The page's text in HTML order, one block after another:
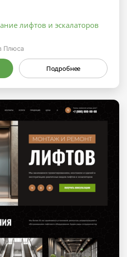
лифтов и эскалаторов
Плюса
Подробнее